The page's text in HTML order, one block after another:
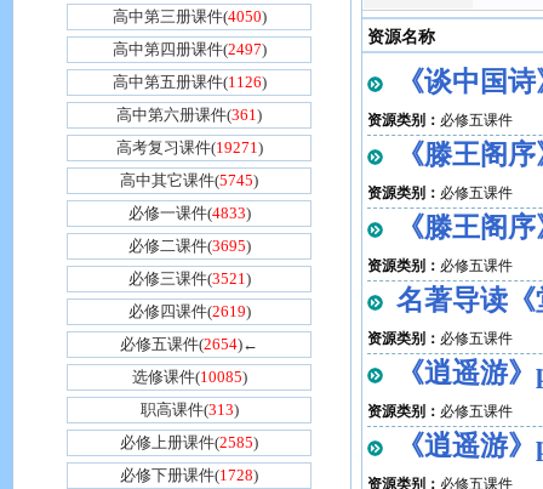
高中第三册课件(4050)
高中第四册课件(2497)
高中第五册课件(1126)
高中第六册课件(361)
高考复习课件(19271)
高中其它课件(5745)
必修一课件(4833)
必修二课件(3695)
必修三课件(3521)
必修四课件(2619)
必修五课件(2654)←
选修课件(10085)
职高课件(313)
必修上册课件(2585)
必修下册课件(1728)
资源名称
《谈中国
资源类别： 必修五课件
《滕王阁
资源类别： 必修五课件
《滕王阁
资源类别： 必修五课件
名著导读
资源类别： 必修五课件
《逍遥游
资源类别： 必修五课件
《逍遥游
资源类别： 必修五课件